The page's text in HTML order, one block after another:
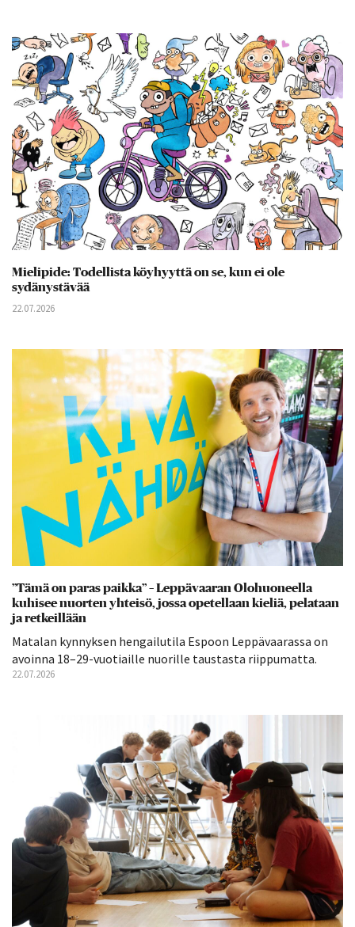
Mielipide: Todellista köyhyyttä on se, kun ei ole
sydänystävää
22.07.2026
”Tämä on paras paikka” – Leppävaaran Olohuoneella
kuhisee nuorten yhteisö, jossa opetellaan kieliä, pelataan
ja retkeillään
Matalan kynnyksen hengailutila Espoon Leppävaarassa on
avoinna 18–29-vuotiaille nuorille taustasta riippumatta.
22.07.2026